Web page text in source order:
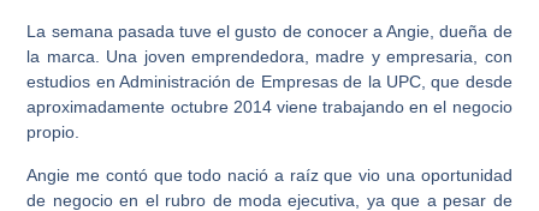
La semana pasada tuve el gusto de conocer a Angie, dueña de
la marca. Una joven emprendedora, madre y empresaria, con
estudios en Administración de Empresas de la UPC, que desde
aproximadamente octubre 2014 viene trabajando en el negocio
propio.
Angie me contó que todo nació a raíz que vio una oportunidad
de negocio en el rubro de moda ejecutiva, ya que a pesar de